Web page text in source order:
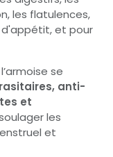
les flatulences,
d'appétit, et pour
se
anti-
et
les
et